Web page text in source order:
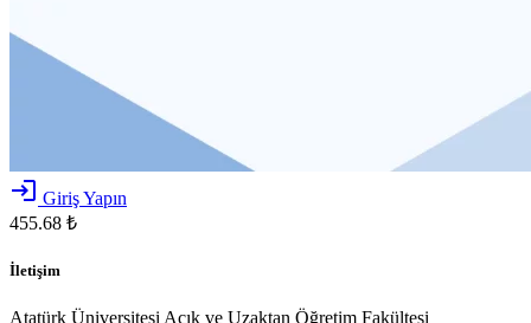
login Giriş Yapın
455.68 ₺
İletişim
Atatürk Üniversitesi Açık ve Uzaktan Öğretim Fakültesi